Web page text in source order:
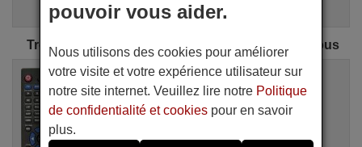
Trouvez la télécommande CARY parfaite pour vous
Télécommande équivalente
CARY SLP 98
Disponible en stock
CARY
pouvoir vous aider.
Nous utilisons des cookies pour améliorer
votre visite et votre expérience utilisateur sur
notre site internet. Veuillez lire notre Politique
de confidentialité et cookies pour en savoir
plus.